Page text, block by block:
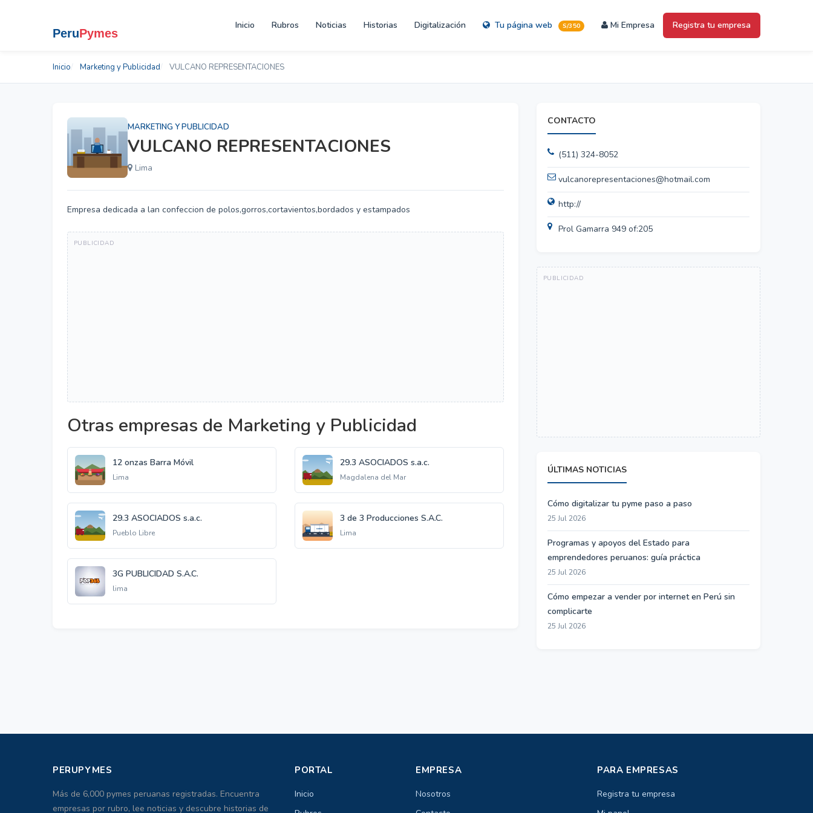
Inicio Rubros Noticias Historias Digitalización Tu página web S/350 Mi Empresa Registra tu empresa
Inicio Marketing y Publicidad VULCANO REPRESENTACIONES
MARKETING Y PUBLICIDAD
VULCANO REPRESENTACIONES
Lima
Empresa dedicada a lan confeccion de polos,gorros,cortavientos,bordados y estampados
Otras empresas de Marketing y Publicidad
12 onzas Barra Móvil
Lima
29.3 ASOCIADOS s.a.c.
Magdalena del Mar
29.3 ASOCIADOS s.a.c.
Pueblo Libre
3 de 3 Producciones S.A.C.
Lima
3G PUBLICIDAD S.A.C.
lima
CONTACTO
(511) 324-8052
vulcanorepresentaciones@hotmail.com
http://
Prol Gamarra 949 of:205
ÚLTIMAS NOTICIAS
Cómo digitalizar tu pyme paso a paso
25 Jul 2026
Programas y apoyos del Estado para
emprendedores peruanos: guía práctica
25 Jul 2026
Cómo empezar a vender por internet en Perú sin
complicarte
25 Jul 2026
PERUPYMES
Más de 6,000 pymes peruanas registradas. Encuentra
empresas por rubro, lee noticias y descubre historias de
PORTAL
Inicio
EMPRESA
Nosotros
PARA EMPRESAS
Registra tu empresa